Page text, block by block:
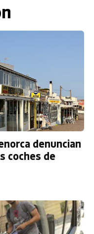
denuncian
coches de